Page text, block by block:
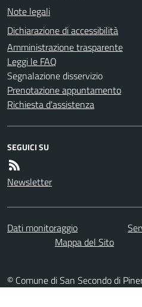
Note legali
Dichiarazione di accessibilità
Amministrazione trasparente
Leggi le FAQ
Segnalazione disservizio
Prenotazione appuntamento
Richiesta d'assistenza
SEGUICI SU
Newsletter
Dati monitoraggio
Mappa del Sito
© Comune di San Secondo di